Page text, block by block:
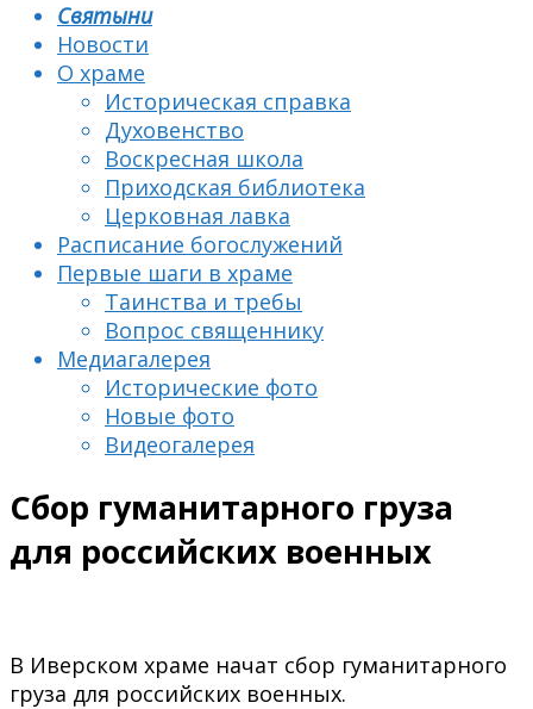
Святыни
Новости
О храме
Историческая справка
Духовенство
Воскресная школа
Приходская библиотека
Церковная лавка
Расписание богослужений
Первые шаги в храме
Таинства и требы
Вопрос священнику
Медиагалерея
Исторические фото
Новые фото
Видеогалерея
Сбор гуманитарного груза
для российских военных
В Иверском храме начат сбор гуманитарного
груза для российских военных.